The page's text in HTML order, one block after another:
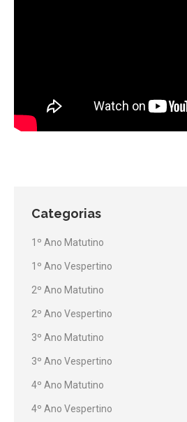
Categorias
1º Ano Matutino
1º Ano Vespertino
2º Ano Matutino
2º Ano Vespertino
3º Ano Matutino
3º Ano Vespertino
4º Ano Matutino
4º Ano Vespertino